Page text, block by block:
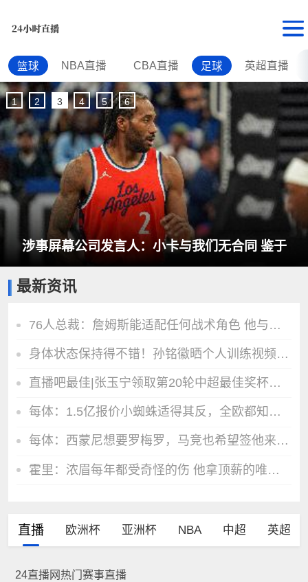
篮球 NBA直播 CBA直播 足球 英超直播
涉事屏幕公司发言人：小卡与我们无合同 鉴于
1 2 3 4 5 6
最新资讯
76人总裁：詹姆斯能适配任何战术角色 他与恩比德搭档效果出色
身体状态保持得不错！孙铭徽晒个人训练视频：又一年
直播吧最佳|张玉宁领取第20轮中超最佳奖杯，感谢吧友们支持！
每体：1.5亿报价小蜘蛛适得其反，全欧都知道皇马有钱所以要高价
每体：西蒙尼想要罗梅罗，马竞也希望签他来留住阿尔瓦雷斯
霍里：浓眉每年都受奇怪的伤 他拿顶薪的唯一方式是加出场条款
直播 欧洲杯 亚洲杯 NBA 中超 英超
24直播网热门赛事直播